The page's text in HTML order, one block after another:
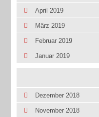
April 2019
März 2019
Februar 2019
Januar 2019
Dezember 2018
November 2018